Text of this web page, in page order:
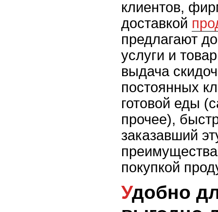
клиентов,
доставкой
предлагают
услуги и
выдача
постоянных
готовой еды
прочее),
заказавший
покупкой
Удобно для мам и